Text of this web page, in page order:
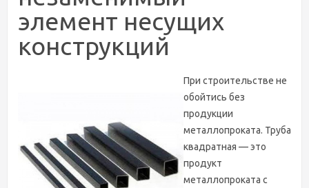
элемент несущих
конструкций
При строительстве не
обойтись без
продукции
металлопроката. Труба
квадратная — это
продукт
металлопроката с